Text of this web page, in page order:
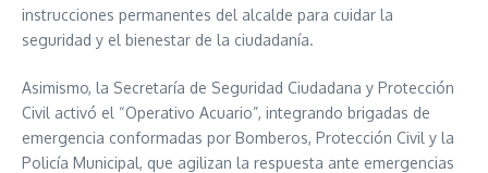
instrucciones permanentes del alcalde para cuidar la
seguridad y el bienestar de la ciudadanía.
Asimismo, la Secretaría de Seguridad Ciudadana y Protección
Civil activó el “Operativo Acuario”, integrando brigadas de
emergencia conformadas por Bomberos, Protección Civil y la
Policía Municipal, que agilizan la respuesta ante emergencias